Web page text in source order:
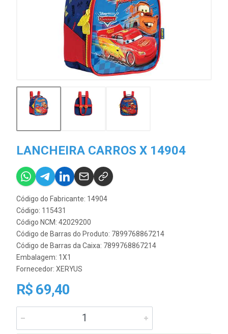
LANCHEIRA CARROS X 14904
Código do Fabricante: 14904
Código: 115431
Código NCM: 42029200
Código de Barras do Produto: 7899768867214
Código de Barras da Caixa: 7899768867214
Embalagem: 1X1
Fornecedor: XERYUS
R$ 69,40